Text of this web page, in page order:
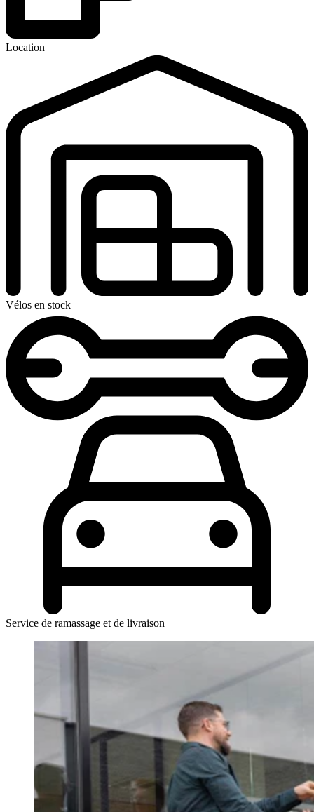
Location
Vélos en stock
Service de ramassage et de livraison